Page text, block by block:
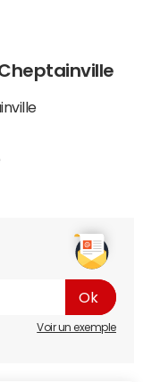
Voir un exemple